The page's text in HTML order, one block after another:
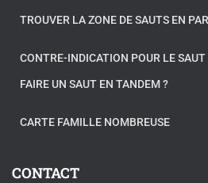
TROUVER LA ZONE DE SAUTS EN
CONTRE-INDICATION POUR LE
FAIRE UN SAUT EN TANDEM ?
CARTE FAMILLE NOMBREUSE
CONTACT